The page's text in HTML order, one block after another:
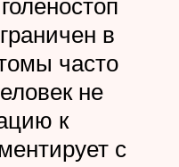
в
часто
не
к
с